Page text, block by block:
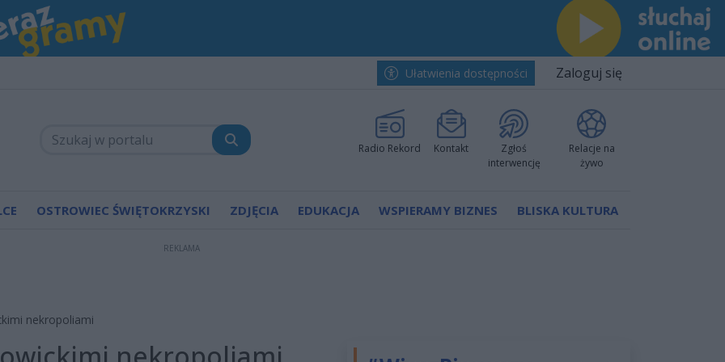
Ułatwienia dostępności Zaloguj się
Radio Rekord Kontakt
Zgłoś
interwencję
Relacje na
żywo
OSTROWIEC ŚWIĘTOKRZYSKI ZDJĘCIA EDUKACJA WSPIERAMY BIZNES BLISKA KULTURA
REKLAMA
nekropoliami